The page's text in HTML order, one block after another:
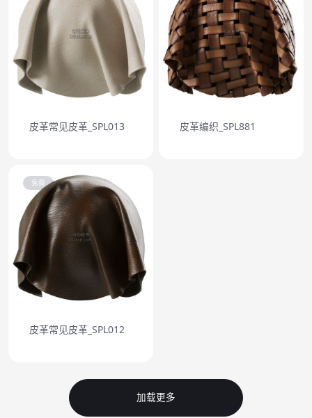
皮革常见皮革_SPL013 皮革编织_SPL881
免费
皮革常见皮革_SPL012
加载更多